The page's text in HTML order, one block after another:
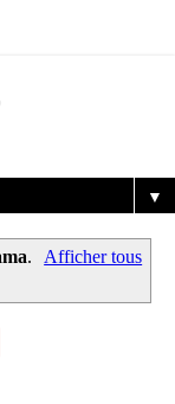
▼
.
Afficher tous